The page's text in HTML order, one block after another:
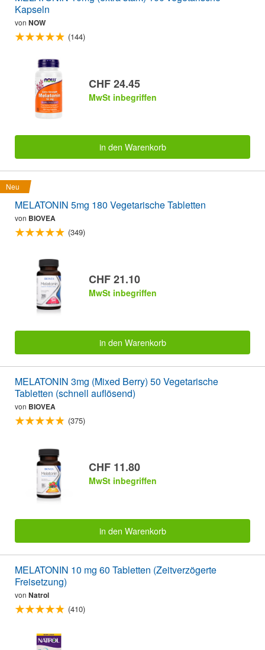
Kapseln
von NOW
(144)
CHF 24.45
MwSt inbegriffen
in den Warenkorb
Neu
MELATONIN 5mg 180 Vegetarische Tabletten
von BIOVEA
(349)
CHF 21.10
MwSt inbegriffen
in den Warenkorb
MELATONIN 3mg (Mixed Berry) 50 Vegetarische
Tabletten (schnell auflösend)
von BIOVEA
(375)
CHF 11.80
MwSt inbegriffen
in den Warenkorb
MELATONIN 10 mg 60 Tabletten (Zeitverzögerte
Freisetzung)
von Natrol
(410)